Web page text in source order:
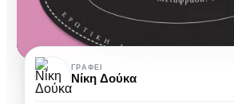
10
βιβλιοπροτάσεις
ΓΡΆΦΕΙ
Νίκη Δούκα